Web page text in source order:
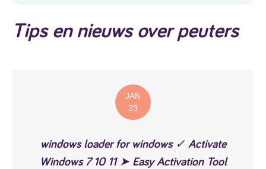
Tips en nieuws over peuters
JAN
23
windows loader for windows ✓ Activate
Windows 7 10 11 ➤ Easy Activation Tool